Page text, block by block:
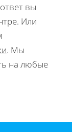
вы
Или
. Мы
на любые